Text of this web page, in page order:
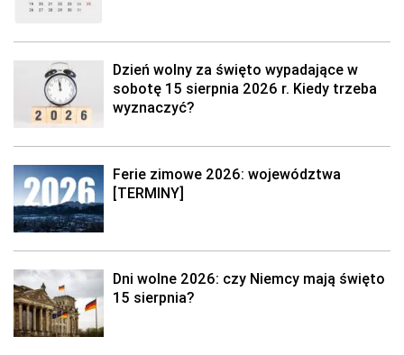
Dzień wolny za święto wypadające w
sobotę 15 sierpnia 2026 r. Kiedy trzeba
wyznaczyć?
Ferie zimowe 2026: województwa
[TERMINY]
Dni wolne 2026: czy Niemcy mają święto
15 sierpnia?